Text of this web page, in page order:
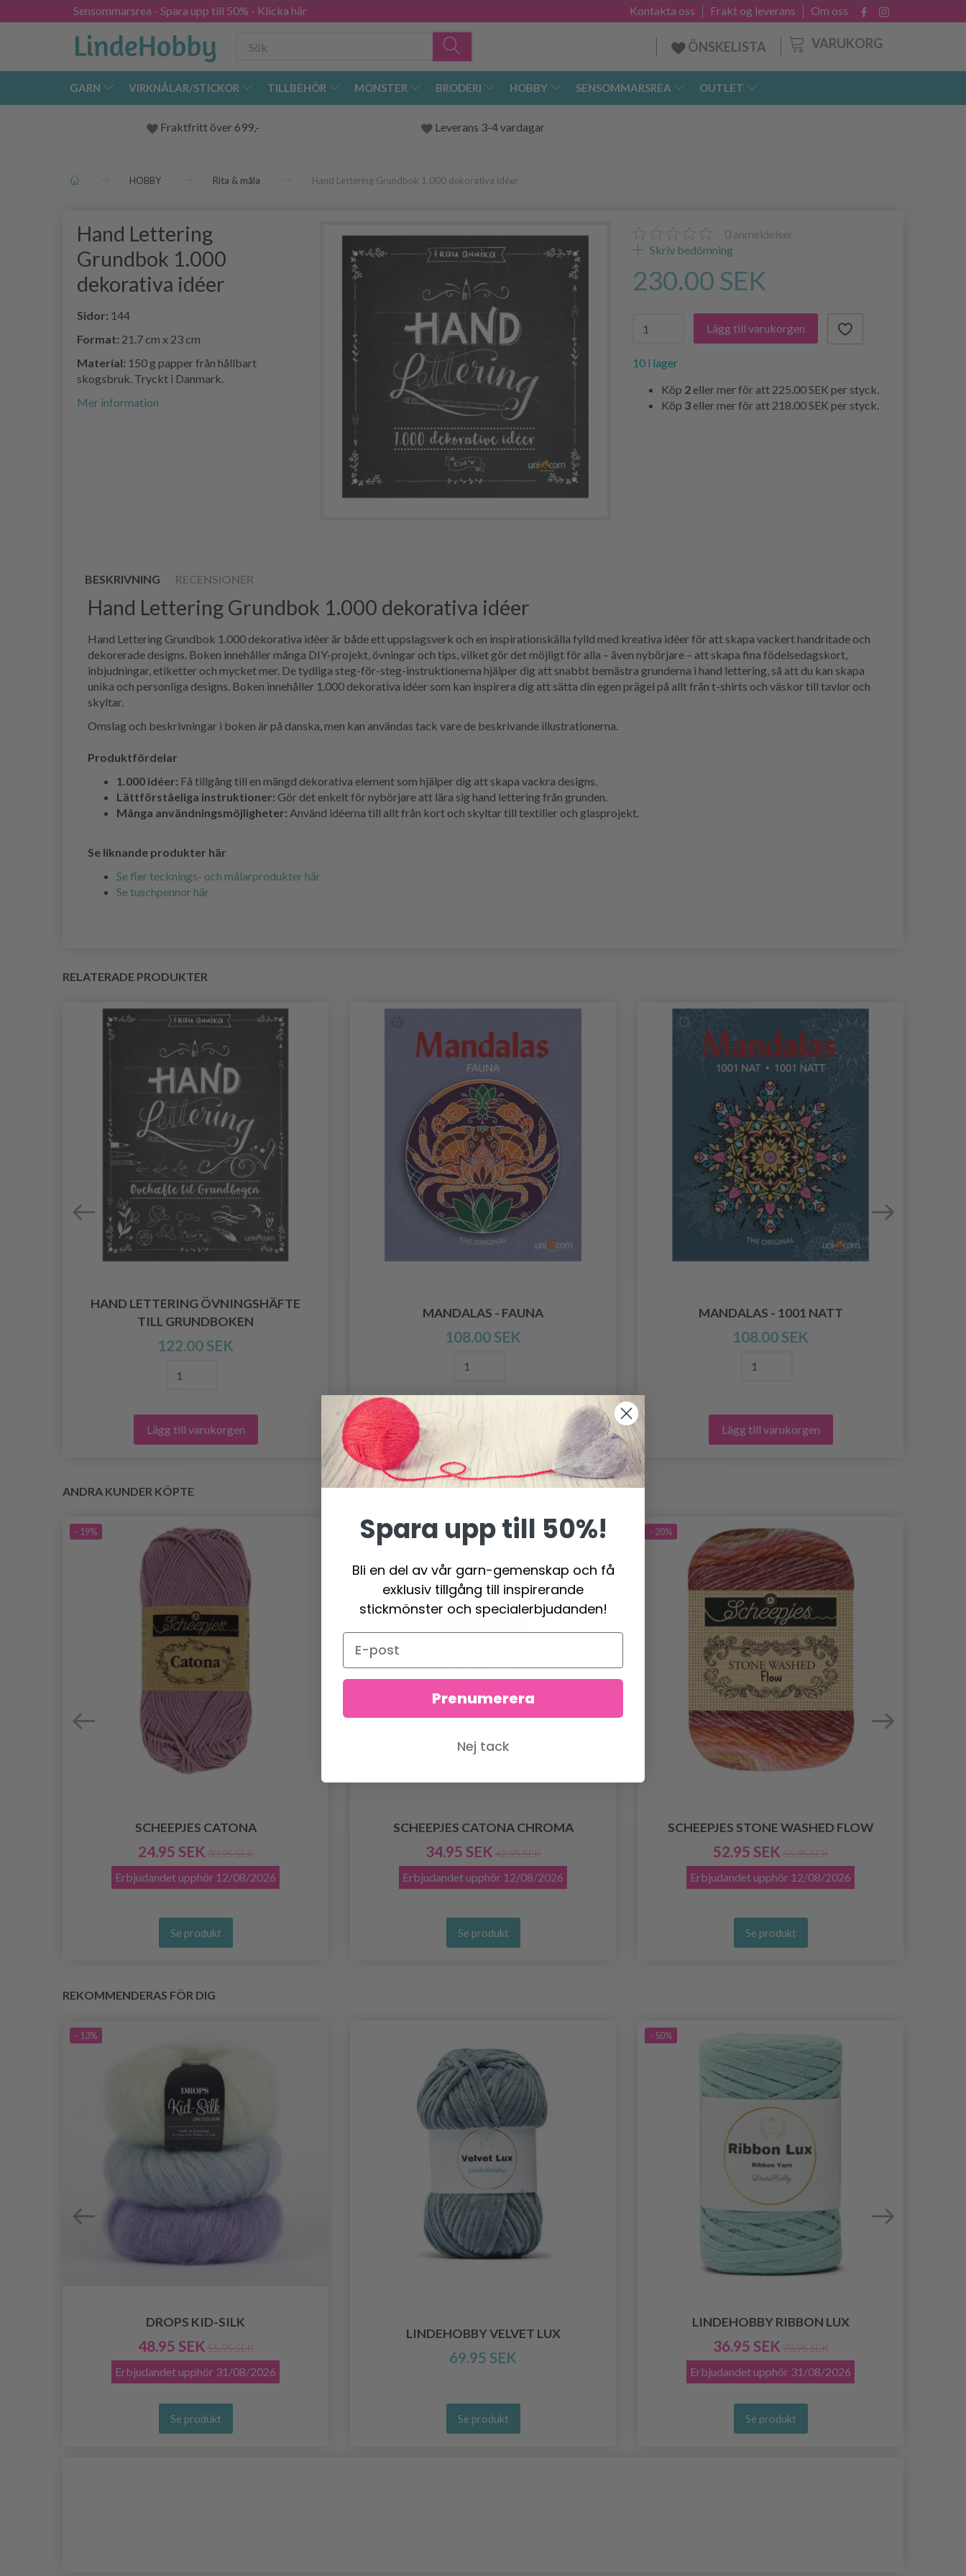
Sensommarsrea - Spara upp till 50% - Klicka här Om oss
Frakt og leverans
Kontakta oss
VARUKORG
ÖNSKELISTA
GARN VIRKNÅLAR/STICKOR TILLBEHÖR MÖNSTER BRODERI HOBBY SENSOMMARSREA OUTLET
Fraktfritt över 699,- Leverans 3-4 vardagar
HOBBY Rita & måla Hand Lettering Grundbok 1.000 dekorativa idéer
Hand Lettering
Grundbok 1.000
dekorativa idéer
Sidor: 144
Format: 21.7 cm x 23 cm
Material: 150 g papper från hållbart
skogsbruk. Tryckt i Danmark.
Mer information
0 anmeldelser
Skriv bedömning
230.00 SEK
Lägg till varukorgen
10 i lager
Köp 2 eller mer för att 225.00 SEKper styck.
Köp 3 eller mer för att 218.00 SEKper styck.
BESKRIVNING RECENSIONER
Hand Lettering Grundbok 1.000 dekorativa idéer
Hand Lettering Grundbok 1.000 dekorativa idéer är både ett uppslagsverk och en inspirationskälla fylld med kreativa idéer för att skapa vackert handritade och
dekorerade designs. Boken innehåller många DIY-projekt, övningar och tips, vilket gör det möjligt för alla – även nybörjare – att skapa fina födelsedagskort,
inbjudningar, etiketter och mycket mer. De tydliga steg-för-steg-instruktionerna hjälper dig att snabbt bemästra grunderna i hand lettering, så att du kan skapa
unika och personliga designs. Boken innehåller 1.000 dekorativa idéer som kan inspirera dig att sätta din egen prägel på allt från t-shirts och väskor till tavlor och
skyltar.
Omslag och beskrivningar i boken är på danska, men kan användas tack vare de beskrivande illustrationerna.
Produktfördelar
1.000 idéer: Få tillgång till en mängd dekorativa element som hjälper dig att skapa vackra designs.
Lättförståeliga instruktioner: Gör det enkelt för nybörjare att lära sig hand lettering från grunden.
Många användningsmöjligheter: Använd idéerna till allt från kort och skyltar till textilier och glasprojekt.
Se liknande produkter här
Se fler tecknings- och målarprodukter här
Se tuschpennor här
RELATERADE PRODUKTER
HAND LETTERING ÖVNINGSHÄFTE
TILL GRUNDBOKEN
122.00 SEK
Lägg till varukorgen
MANDALAS - FAUNA
108.00 SEK
Lägg till varukorgen
MANDALAS - 1001 NATT
108.00 SEK
Lägg till varukorgen
ANDRA KUNDER KÖPTE
- 19%
SCHEEPJES CATONA
24.95 SEK 30.95 SEK
Erbjudandet upphör 12/08/2026
Se produkt
- 19%
SCHEEPJES CATONA CHROMA
34.95 SEK 42.95 SEK
Erbjudandet upphör 12/08/2026
Se produkt
- 20%
SCHEEPJES STONE WASHED FLOW
52.95 SEK 65.95 SEK
Erbjudandet upphör 12/08/2026
Se produkt
REKOMMENDERAS FÖR DIG
- 13%
DROPS KID-SILK
48.95 SEK 55.95 SEK
Erbjudandet upphör 31/08/2026
Se produkt
LINDEHOBBY VELVET LUX
69.95 SEK
Se produkt
- 50%
LINDEHOBBY RIBBON LUX
36.95 SEK 73.95 SEK
Erbjudandet upphör 31/08/2026
Se produkt
Spara upp till 50%!
Bli en del av vår garn-gemenskap och få
exklusiv tillgång till inspirerande
stickmönster och specialerbjudanden!
Prenumerera
Nej tack